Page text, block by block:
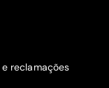
reclamações